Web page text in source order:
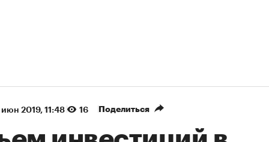
июн 2019, 11:48 16 Поделиться